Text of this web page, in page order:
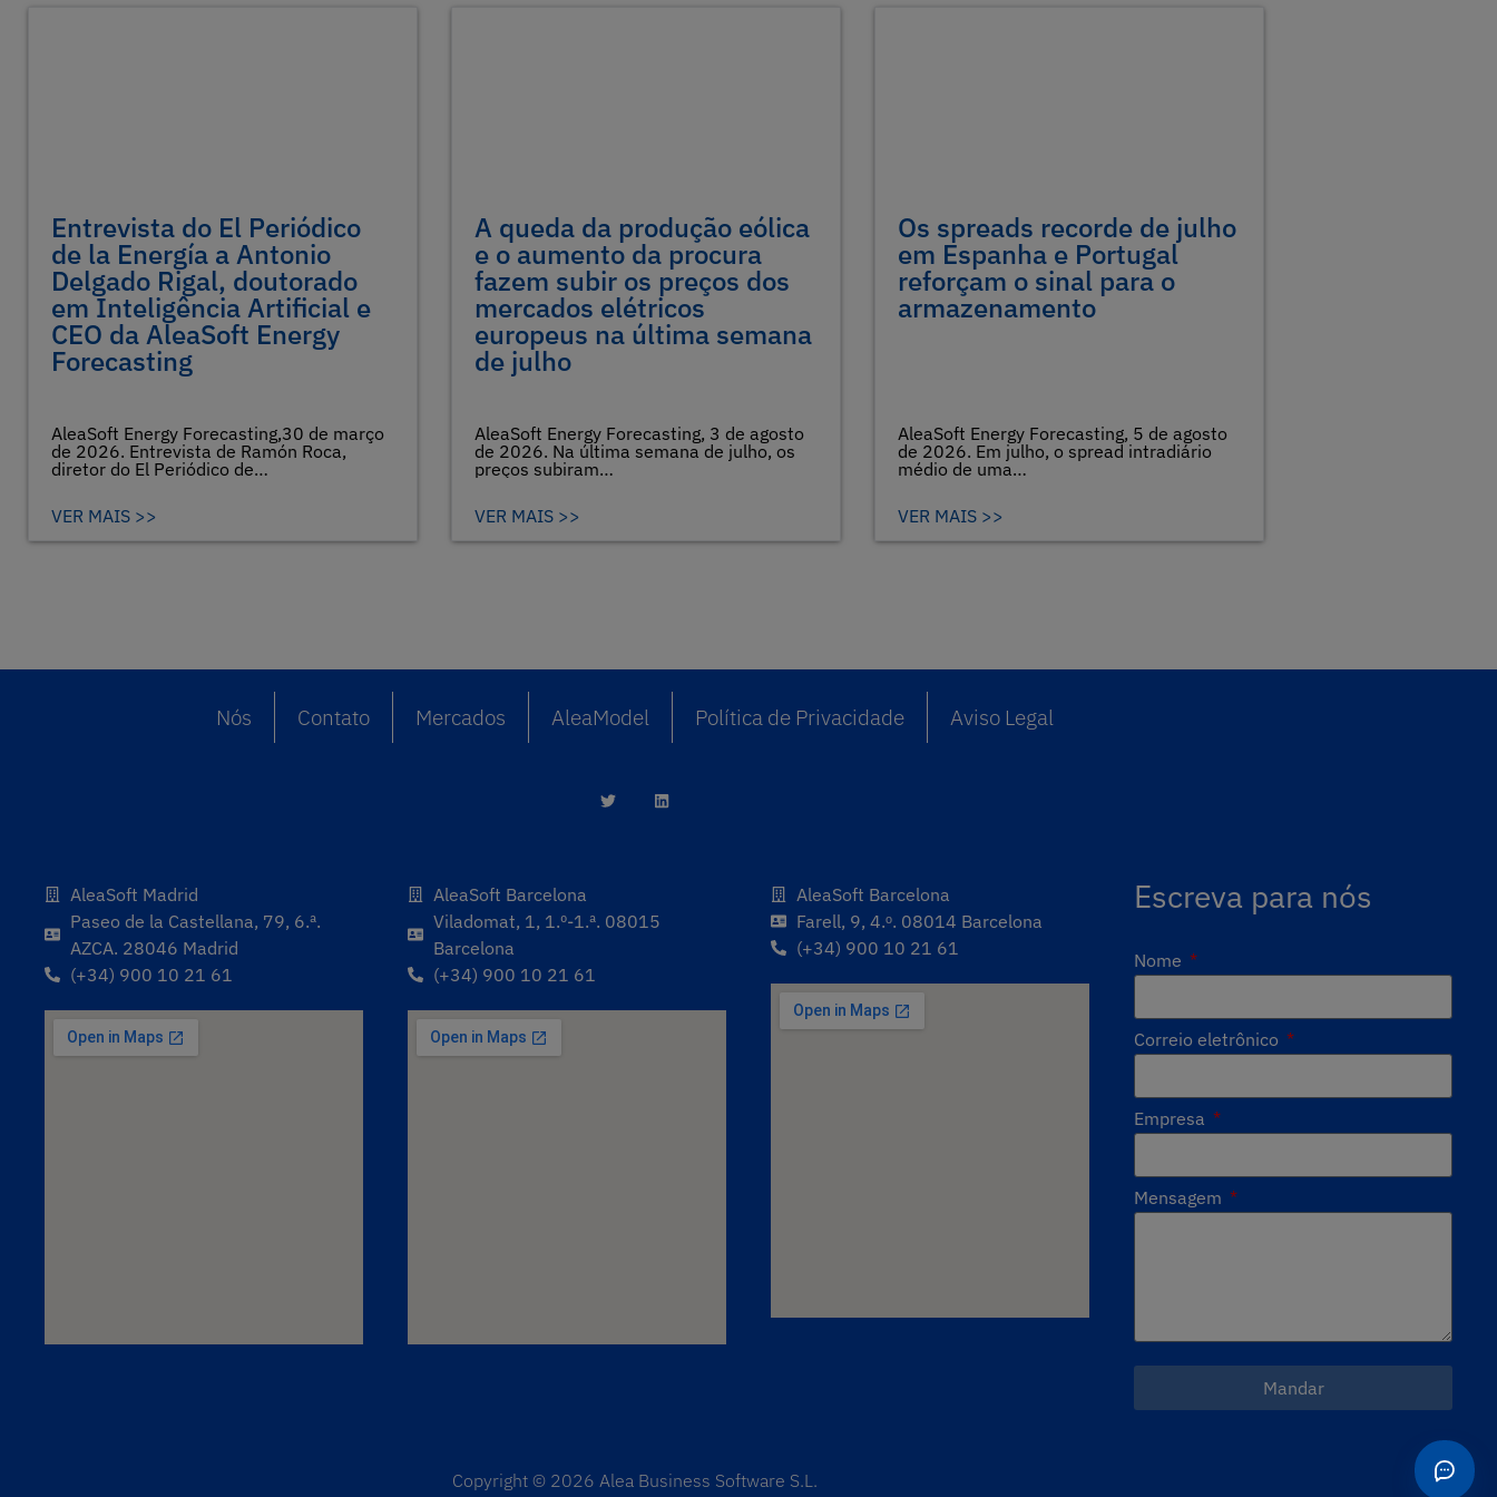
Entrevista do El Periódico
de la Energía a Antonio
Delgado Rigal, doutorado
em Inteligência Artificial e
CEO da AleaSoft Energy
Forecasting
AleaSoft Energy Forecasting,30 de março
de 2026. Entrevista de Ramón Roca,
diretor do El Periódico de…
VER MAIS >>
A queda da produção eólica
e o aumento da procura
fazem subir os preços dos
mercados elétricos
europeus na última semana
de julho
AleaSoft Energy Forecasting, 3 de agosto
de 2026. Na última semana de julho, os
preços subiram…
VER MAIS >>
Os spreads recorde de julho
em Espanha e Portugal
reforçam o sinal para o
armazenamento
AleaSoft Energy Forecasting, 5 de agosto
de 2026. Em julho, o spread intradiário
médio de uma…
VER MAIS >>
Nós Contato Mercados AleaModel Política de Privacidade Aviso Legal
AleaSoft Madrid
Paseo de la Castellana, 79, 6.ª.
AZCA. 28046 Madrid
(+34) 900 10 21 61
AleaSoft Barcelona
Viladomat, 1, 1.º-1.ª. 08015
Barcelona
(+34) 900 10 21 61
AleaSoft Barcelona
Farell, 9, 4.ᵒ. 08014 Barcelona
(+34) 900 10 21 61
Escreva para nós
Nome
Correio eletrônico
Empresa
Mensagem
Mandar
Copyright © 2026 Alea Business Software S.L.